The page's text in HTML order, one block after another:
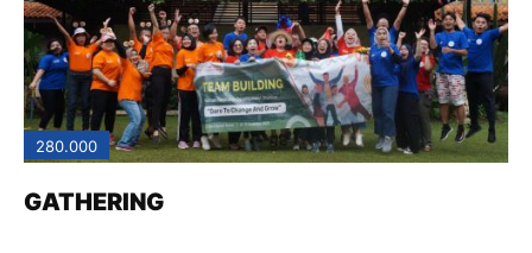
280.000
GATHERING